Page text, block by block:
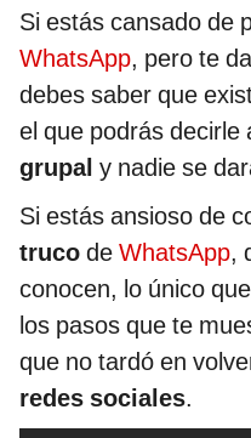
Si estás cansado de
WhatsApp, pero te
debes saber que
el que podrás decirle
grupal y nadie se
Si estás ansioso de
truco de WhatsApp,
conocen, lo único
los pasos que te
que no tardó en
redes sociales.